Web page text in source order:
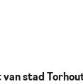
stad